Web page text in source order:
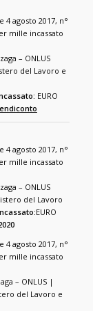
4 agosto 2017, n°
mille incassato
– ONLUS
del Lavoro e
EURO
4 agosto 2017, n°
mille incassato
– ONLUS
del Lavoro
EURO
4 agosto 2017, n°
mille incassato
– ONLUS |
del Lavoro e